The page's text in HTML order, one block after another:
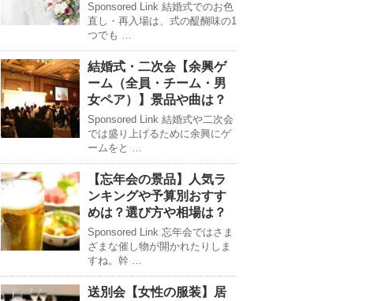
Sponsored Link 結婚式でのお色
直し・再入場は、式の醍醐味の1
つでも …
結婚式・二次会【余興ゲ
ーム（全員・チーム・男
女ペア）】景品や曲は？
Sponsored Link 結婚式や二次会
では盛り上げるために余興にゲ
ームをと …
【忘年会の景品】人気ラ
ンキングや予算別おすす
めは？選び方や相場は？
Sponsored Link 忘年会ではさま
ざまな催し物が開かれたりしま
すね。幹 …
送別会【女性の服装】居